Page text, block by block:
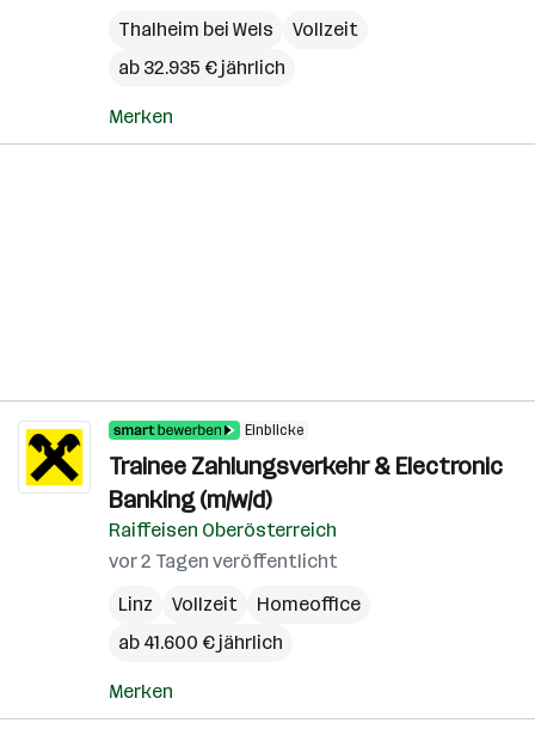
Thalheim bei Wels
Vollzeit
ab 32.935 € jährlich
Merken
Einblicke
Trainee Zahlungsverkehr & Electronic
Banking (m/w/d)
Raiffeisen Oberösterreich
vor 2 Tagen veröffentlicht
Linz
Vollzeit
Homeoffice
ab 41.600 € jährlich
Merken